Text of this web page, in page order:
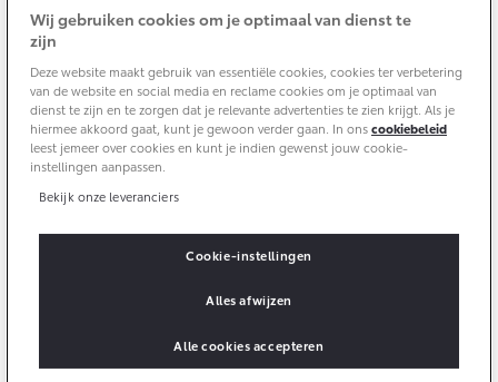
Corolla Hatchback
HYBRIDE
Vanaf € 33.495,-
Corolla Touring Sports
HYBRIDE
Schade & Garantie
Toyota Pechhulp
Schade & Glasherstel
10 jaar Toyota garantie
Toyota fabrieksgarantie
Toyota Betaalplan
Oplaadservice
Thuislaadpakketten
Laadpas
Wagenparkbeheer
Leasen
Financial Lease
Operational Lease
Financieren of leasen
Vraag een brochure aan
rond. Begonnen met 35 stuksToyota Mirai
inmiddels zijn daar vijf exemplaren bijgekomen. De
Wij gebruiken cookies om je optimaal van dienst te
zijn
Deze website maakt gebruik van essentiële cookies, cookies ter verbetering
van de website en social media en reclame cookies om je optimaal van
dienst te zijn en te zorgen dat je relevante advertenties te zien krijgt. Als je
hiermee akkoord gaat, kunt je gewoon verder gaan. In onscookiebeleid
leest jemeer over cookies en kunt je indien gewenst jouw cookie-
instellingen aanpassen.
Bekijk onze leveranciers
Cookie-instellingen
Alles afwijzen
Alle cookies accepteren